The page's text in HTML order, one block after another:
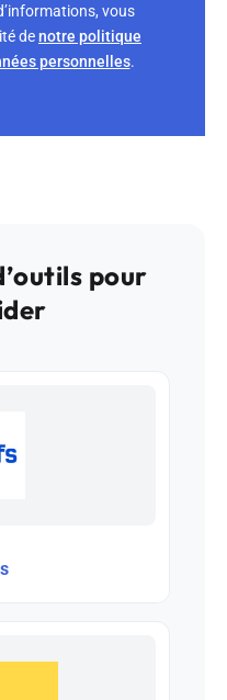
vous
denotre politique
personnelles.
pour